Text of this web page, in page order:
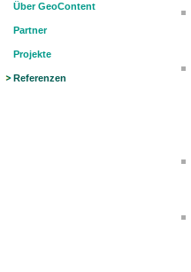
Über GeoContent
Partner
Projekte
Referenzen